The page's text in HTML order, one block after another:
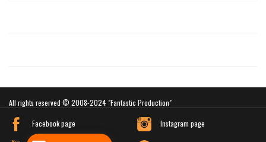
Facebook page Instagram page
All rights reserved © 2008-2024 "Fantastic Production"
Website developed by Greensoft
Дуудлагын төв